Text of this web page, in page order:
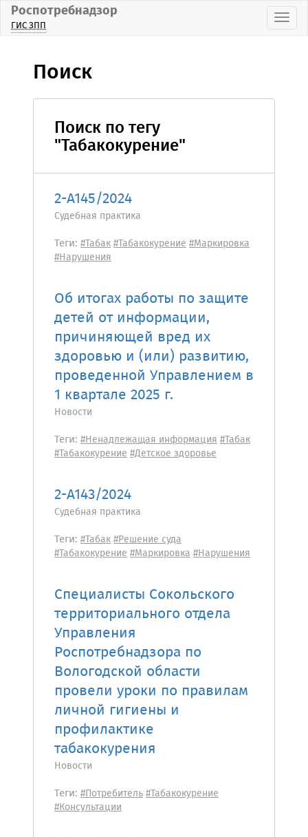
Роспотребнадзор
ГИС ЗПП
Поиск
Поиск по тегу
"Табакокурение"
2-А145/2024
Судебная практика
Теги: #Табак#Табакокурение#Маркировка
#Нарушения
Об итогах работы по защите
детей от информации,
причиняющей вред их
здоровью и (или) развитию,
проведенной Управлением в
1 квартале 2025 г.
Новости
Теги: #Ненадлежащая информация#Табак
#Табакокурение#Детское здоровье
2-А143/2024
Судебная практика
Теги: #Табак#Решение суда
#Табакокурение#Маркировка#Нарушения
Специалисты Сокольского
территориального отдела
Управления
Роспотребнадзора по
Вологодской области
провели уроки по правилам
личной гигиены и
профилактике
табакокурения
Новости
Теги: #Потребитель#Табакокурение
#Консультации